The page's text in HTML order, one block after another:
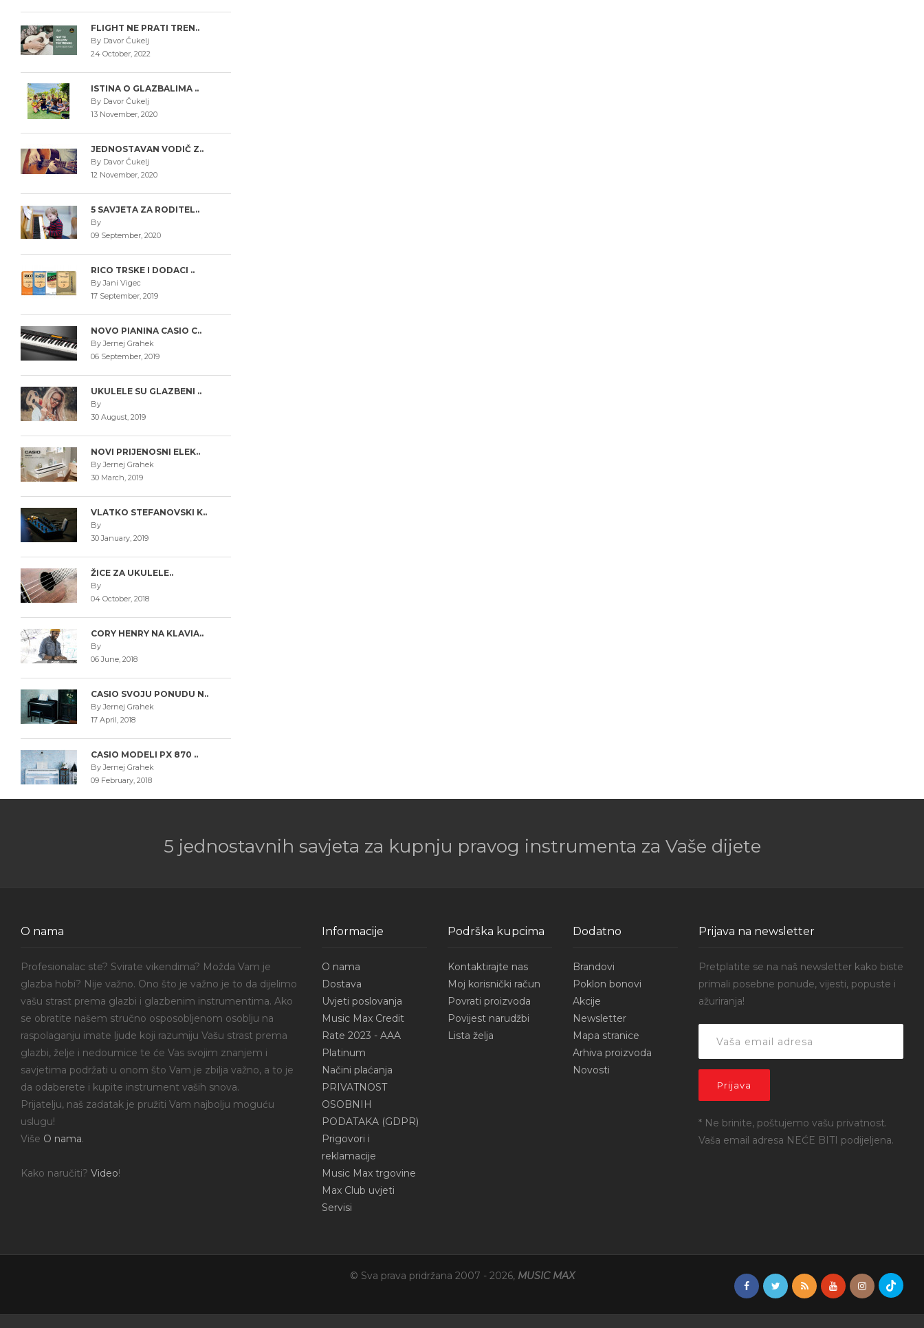
FLIGHT NE PRATI TREN..
By Davor Čukelj
24 October, 2022
ISTINA O GLAZBALIMA ..
By Davor Čukelj
13 November, 2020
JEDNOSTAVAN VODIČ Z..
By Davor Čukelj
12 November, 2020
5 SAVJETA ZA RODITEL..
By
09 September, 2020
RICO TRSKE I DODACI ..
By Jani Vigec
17 September, 2019
NOVO PIANINA CASIO C..
By Jernej Grahek
06 September, 2019
UKULELE SU GLAZBENI ..
By
30 August, 2019
NOVI PRIJENOSNI ELEK..
By Jernej Grahek
30 March, 2019
VLATKO STEFANOVSKI K..
By
30 January, 2019
ŽICE ZA UKULELE..
By
04 October, 2018
CORY HENRY NA KLAVIA..
By
06 June, 2018
CASIO SVOJU PONUDU N..
By Jernej Grahek
17 April, 2018
CASIO MODELI PX 870 ..
By Jernej Grahek
09 February, 2018
5 jednostavnih savjeta za kupnju pravog instrumenta za Vaše dijete
O nama
Profesionalac ste? Svirate vikendima? Možda Vam je
glazba hobi? Nije važno. Ono što je važno je to da dijelimo
vašu strast prema glazbi i glazbenim instrumentima. Ako
se obratite našem stručno osposobljenom osoblju na
raspolaganju imate ljude koji razumiju Vašu strast prema
glazbi, želje i nedoumice te će Vas svojim znanjem i
savjetima podržati u onom što Vam je zbilja važno, a to je
da odaberete i kupite instrument vaših snova.
Prijatelju, naš zadatak je pružiti Vam najbolju moguću
uslugu!
Više O nama.
Kako naručiti? Video!
Informacije
O nama
Dostava
Uvjeti poslovanja
Music Max Credit
Rate 2023 - AAA
Platinum
Načini plaćanja
PRIVATNOST
OSOBNIH
PODATAKA (GDPR)
Prigovori i
reklamacije
Music Max trgovine
Max Club uvjeti
Servisi
Podrška kupcima
Kontaktirajte nas
Moj korisnički račun
Povrati proizvoda
Povijest narudžbi
Lista želja
Dodatno
Brandovi
Poklon bonovi
Akcije
Newsletter
Mapa stranice
Arhiva proizvoda
Novosti
Prijava na newsletter
Pretplatite se na naš newsletter kako biste
primali posebne ponude, vijesti, popuste i
ažuriranja!
* Ne brinite, poštujemo vašu privatnost.
Vaša email adresa NEĆE BITI podijeljena.
© Sva prava pridržana 2007 - 2026, MUSIC MAX